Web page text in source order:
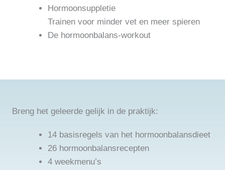
Hormoonsuppletie
Trainen voor minder vet en meer spieren
De hormoonbalans-workout
Breng het geleerde gelijk in de praktijk:
14 basisregels van het hormoonbalansdieet
26 hormoonbalansrecepten
4 weekmenu’s